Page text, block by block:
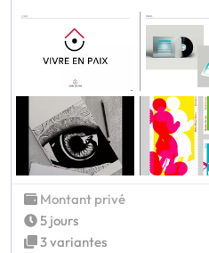
Montant privé
5 jours
3 variantes